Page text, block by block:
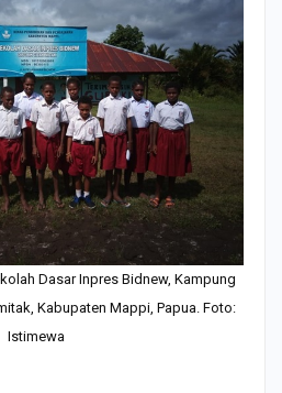
Dasar Inpres Bidnew, Kampung
Kabupaten Mappi, Papua. Foto:
Istimewa